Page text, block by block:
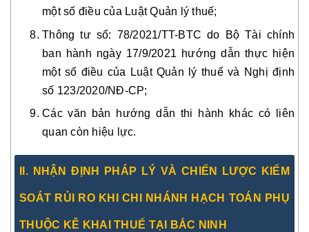
một số điều của Luật Quản lý thuế;
Thông tư số: 78/2021/TT-BTC do Bộ Tài chính
ban hành ngày 17/9/2021 hướng dẫn thực hiện
một số điều của Luật Quản lý thuế và Nghị định
số 123/2020/NĐ-CP;
Các văn bản hướng dẫn thi hành khác có liên
quan còn hiệu lực.
II. NHẬN ĐỊNH PHÁP LÝ VÀ CHIẾN LƯỢC KIỂM
SOÁT RỦI RO KHI CHI NHÁNH HẠCH TOÁN PHỤ
THUỘC KÊ KHAI THUẾ TẠI BẮC NINH